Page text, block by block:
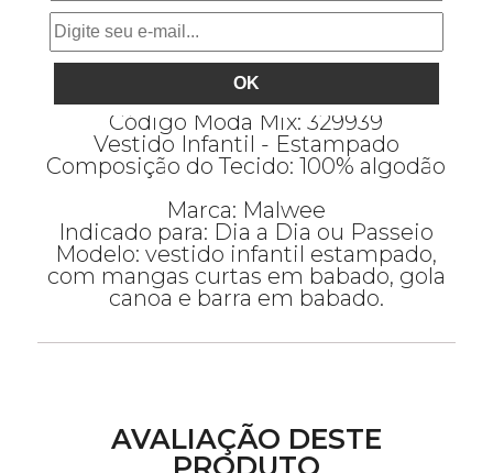
DESCRIÇÃO
Código Moda Mix: 329939
Vestido Infantil - Estampado
Composição do Tecido: 100% algodão
Marca: Malwee
Indicado para: Dia a Dia ou Passeio
Modelo: vestido infantil estampado,
com mangas curtas em babado, gola
canoa e barra em babado.
AVALIAÇÃO DESTE
PRODUTO